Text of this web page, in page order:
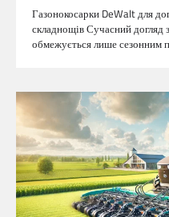
Газонокосарки DeWalt для
складнощів Сучасний догляд
обмежується лише сезонним